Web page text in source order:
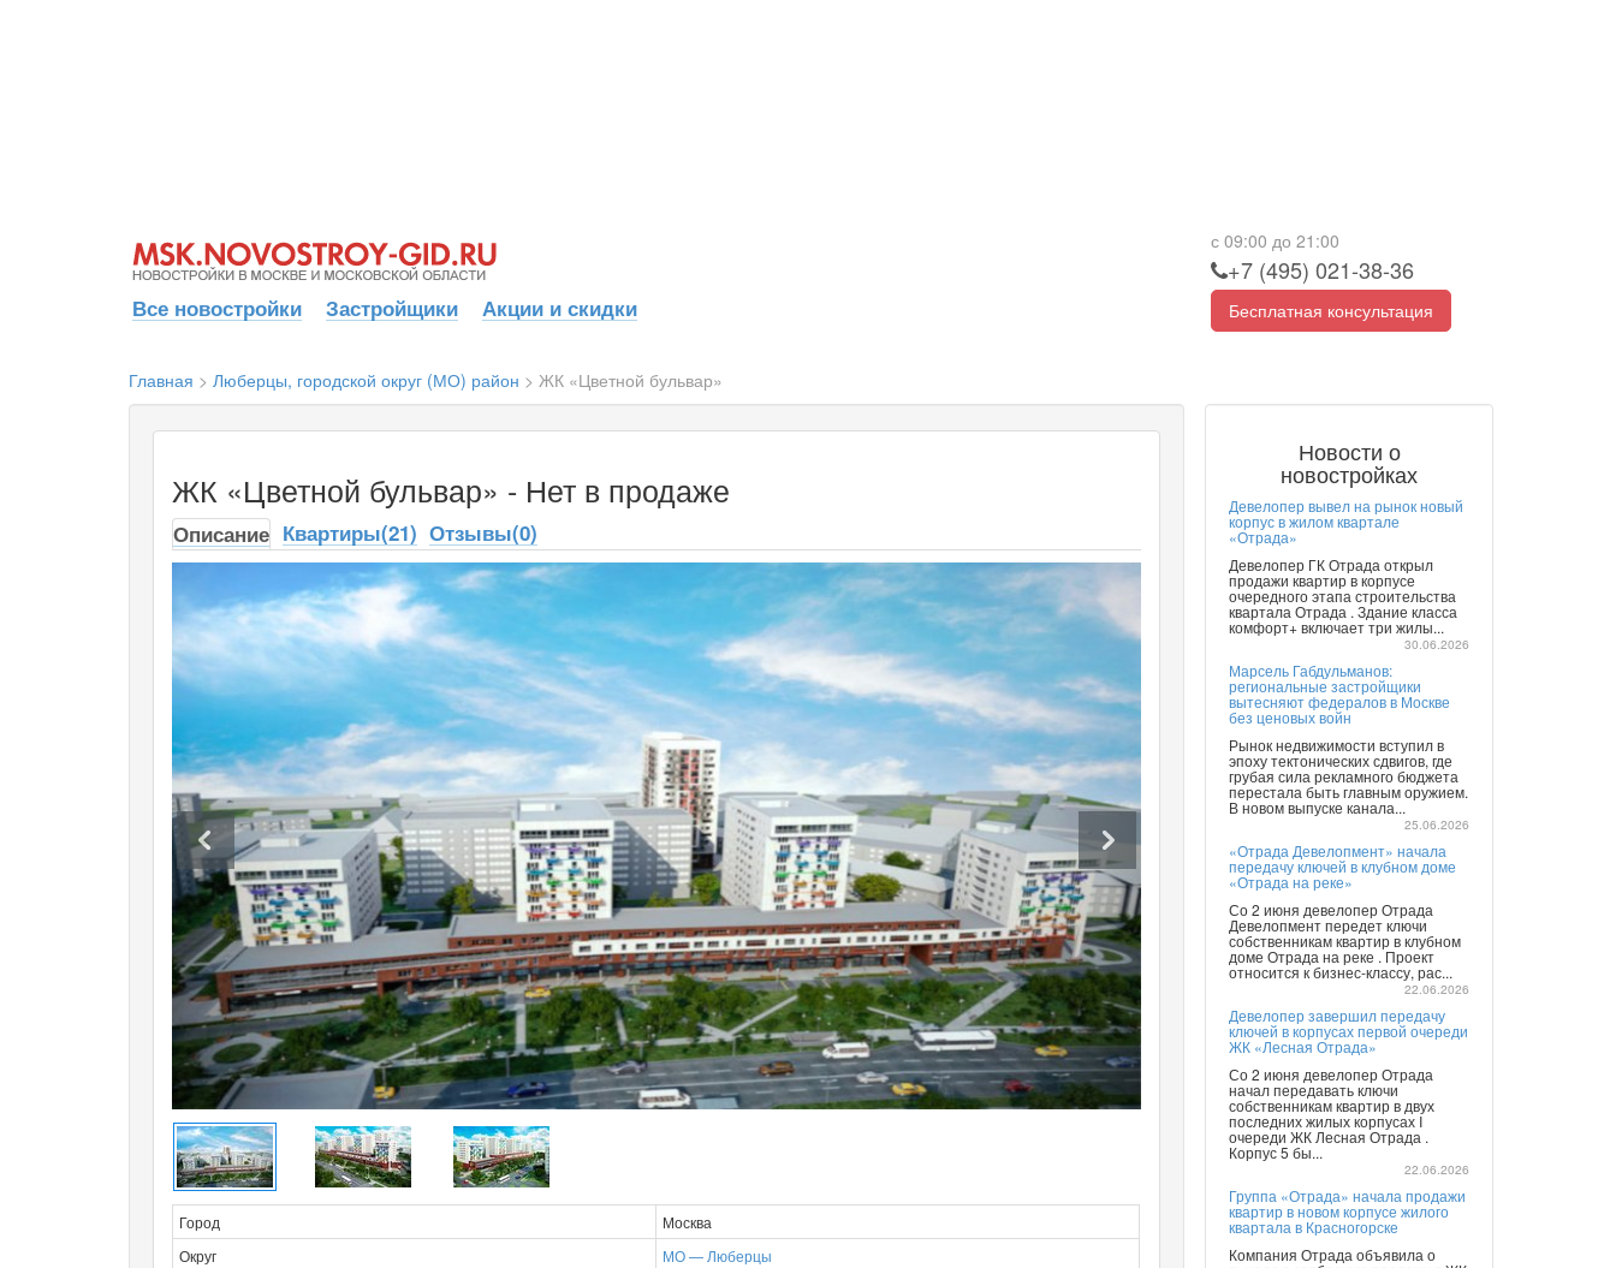
Все новостройки Застройщики Акции и скидки
с 09:00 до 21:00
+7 (495) 021-38-36
Бесплатная консультация
Главная > Люберцы, городской округ (МО) район > ЖК «Цветной бульвар»
ЖК «Цветной бульвар» - Нет в продаже
Описание Квартиры(21) Отзывы(0)
Город
Москва
Округ
МО — Люберцы
Новости о
новостройках
Девелопер вывел на рынок новый
корпус в жилом квартале
«Отрада»
Девелопер ГК Отрада открыл
продажи квартир в корпусе
очередного этапа строительства
квартала Отрада . Здание класса
комфорт+ включает три жилы...
30.06.2026
Марсель Габдульманов:
региональные застройщики
вытесняют федералов в Москве
без ценовых войн
Рынок недвижимости вступил в
эпоху тектонических сдвигов, где
грубая сила рекламного бюджета
перестала быть главным оружием.
В новом выпуске канала...
25.06.2026
«Отрада Девелопмент» начала
передачу ключей в клубном доме
«Отрада на реке»
Со 2 июня девелопер Отрада
Девелопмент передет ключи
собственникам квартир в клубном
доме Отрада на реке . Проект
относится к бизнес-классу, рас...
22.06.2026
Девелопер завершил передачу
ключей в корпусах первой очереди
ЖК «Лесная Отрада»
Со 2 июня девелопер Отрада
начал передавать ключи
собственникам квартир в двух
последних жилых корпусах I
очереди ЖК Лесная Отрада .
Корпус 5 бы...
22.06.2026
Группа «Отрада» начала продажи
квартир в новом корпусе жилого
квартала в Красногорске
Компания Отрада объявила о